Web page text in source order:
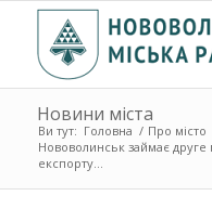
Новини міста
Ви тут: Головна / Про місто
Нововолинськ займає друге
експорту...